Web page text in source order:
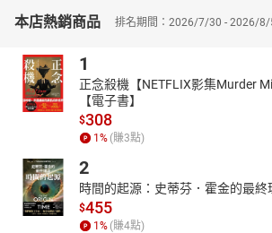
本店熱銷商品 排名期間：2026/7/30 - 2026/8/
1
正念殺機【NETFLIX影集Murder
【電子書】
$308
1 % (賺3點)
2
時間的起源：史蒂芬．霍金的最終
$455
1 % (賺4點)